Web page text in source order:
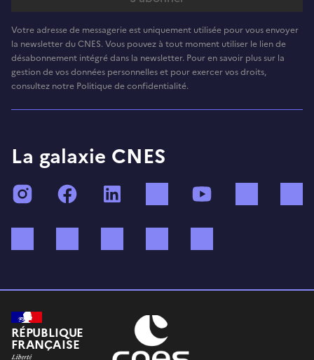
Votre adresse de messagerie est uniquement utilisée pour vous envoyer
la newsletter du CNES. Vous pouvez à tout moment utiliser le lien de
désabonnement intégré dans la newsletter. Pour en savoir plus sur la
gestion de vos données personnelles et pour exercer vos droits,
consultez notre Politique de confidentialité.
La galaxie CNES
InstagramFacebook TikTok
RÉPUBLIQUE
FRANÇAISE